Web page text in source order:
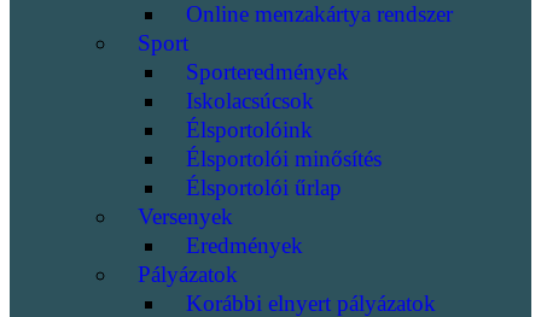
Online menzakártya rendszer
Sport
Sporteredmények
Iskolacsúcsok
Élsportolóink
Élsportolói minősítés
Élsportolói űrlap
Versenyek
Eredmények
Pályázatok
Korábbi elnyert pályázatok